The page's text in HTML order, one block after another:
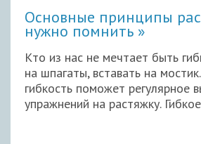
Основные принципы
нужно помнить
Кто из нас не мечтает быть
на шпагаты, вставать на
гибкость поможет регулярное
упражнений на растяжку.